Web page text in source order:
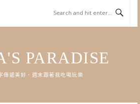
PARADISE
傳遞美好．週末跟著我吃喝玩樂